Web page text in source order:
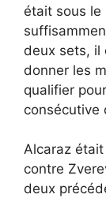
était sous le
deux sets, il
donner les
qualifier
consécutive
Alcaraz
contre
deux